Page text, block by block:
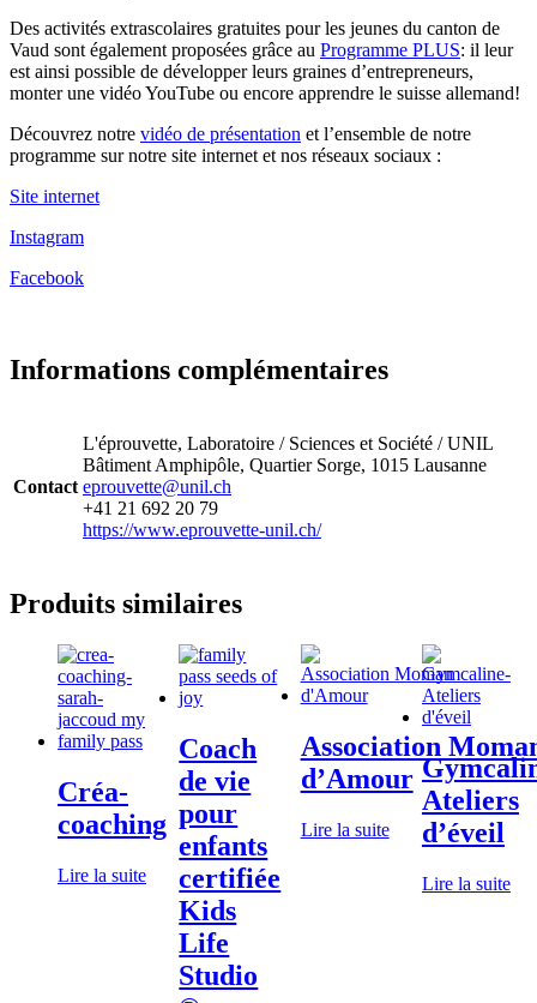
Des activités extrascolaires gratuites pour les jeunes du canton de
Vaud sont également proposées grâce au Programme PLUS: il leur
est ainsi possible de développer leurs graines d’entrepreneurs,
monter une vidéo YouTube ou encore apprendre le suisse allemand!
Découvrez notre vidéo de présentation et l’ensemble de notre
programme sur notre site internet et nos réseaux sociaux :
Site internet
Instagram
Facebook
Informations complémentaires
Contact
L'éprouvette, Laboratoire / Sciences et Société / UNIL
Bâtiment Amphipôle, Quartier Sorge, 1015 Lausanne
eprouvette@unil.ch
+41 21 692 20 79
https://www.eprouvette-unil.ch/
Produits similaires
Créa-
coaching
Lire la suite
Coach
de vie
pour
enfants
certifiée
Kids
Life
Studio
Association
d’Amour
Lire la suite
Ateliers
d’éveil
Lire la suite